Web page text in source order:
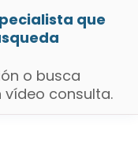
que
o busca
consulta.